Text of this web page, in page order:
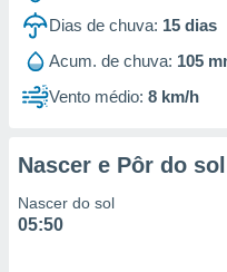
de
1199
Dias de chuva: 15 dias
Acum. de chuva: 105
Vento médio: 8 km/h
Nascer e Pôr do sol
Nascer do sol
05:50